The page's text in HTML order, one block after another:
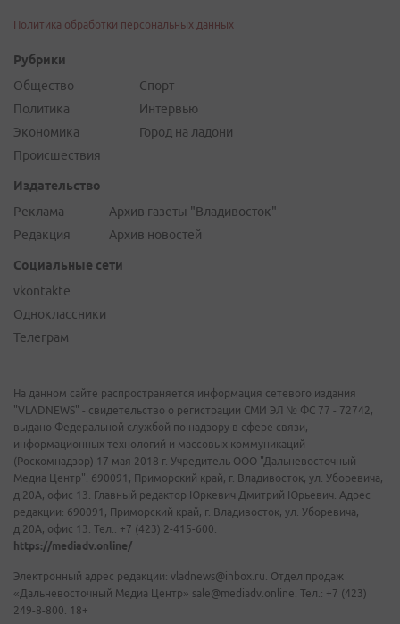
Политика обработки персональных данных
Рубрики
Общество
Политика
Экономика
Происшествия
Спорт
Интервью
Город на ладони
Издательство
Реклама
Редакция
Архив газеты "Владивосток"
Архив новостей
Социальные сети
vkontakte
Одноклассники
Телеграм
На данном сайте распространяется информация сетевого издания
"VLADNEWS" - свидетельство о регистрации СМИ ЭЛ № ФС 77 - 72742,
выдано Федеральной службой по надзору в сфере связи,
информационных технологий и массовых коммуникаций
(Роскомнадзор) 17 мая 2018 г. Учредитель ООО "Дальневосточный
Медиа Центр". 690091, Приморский край, г. Владивосток, ул. Уборевича,
д.20А, офис 13. Главный редактор Юркевич Дмитрий Юрьевич. Адрес
редакции: 690091, Приморский край, г. Владивосток, ул. Уборевича,
д.20А, офис 13. Тел.: +7 (423) 2-415-600.
https://mediadv.online/
Электронный адрес редакции: vladnews@inbox.ru. Отдел продаж
«Дальневосточный Медиа Центр» sale@mediadv.online. Тел.: +7 (423)
249-8-800. 18+